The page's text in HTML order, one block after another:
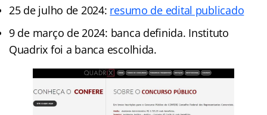
25 de julho de 2024: resumo de edital publicado
9 de março de 2024: banca definida. Instituto
Quadrix foi a banca escolhida.